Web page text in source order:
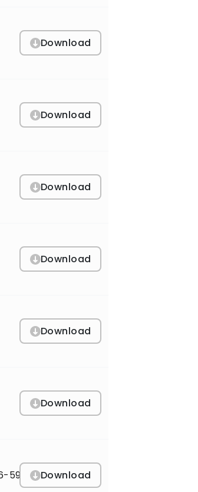
Download
Download
Download
Download
Download
Download
59 Download